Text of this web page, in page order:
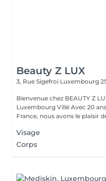
Beauty Z LUX
3, Rue Sigefroi Luxembourg
Bienvenue chez BEAUTY Z
Luxembourg Villé Avec 20 ans d'expérience en Russie et en
France, nous avons le plaisir
Visage
Corps